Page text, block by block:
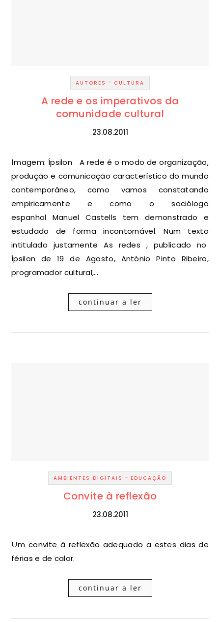
AUTORES - CULTURA
A rede e os imperativos da
comunidade cultural
23.08.2011
Imagem: Ípsilon A rede é o modo de organização,
produção e comunicação característico do mundo
contemporâneo, como vamos constatando
empiricamente e como o sociólogo
espanhol Manuel Castells tem demonstrado e
estudado de forma incontornável. Num texto
intitulado justamente As redes , publicado no
Ípsilon de 19 de Agosto, António Pinto Ribeiro,
programador cultural,…
continuar a ler
AMBIENTES DIGITAIS - EDUCAÇÃO
Convite à reflexão
23.08.2011
Um convite à reflexão adequado a estes dias de
férias e de calor.
continuar a ler